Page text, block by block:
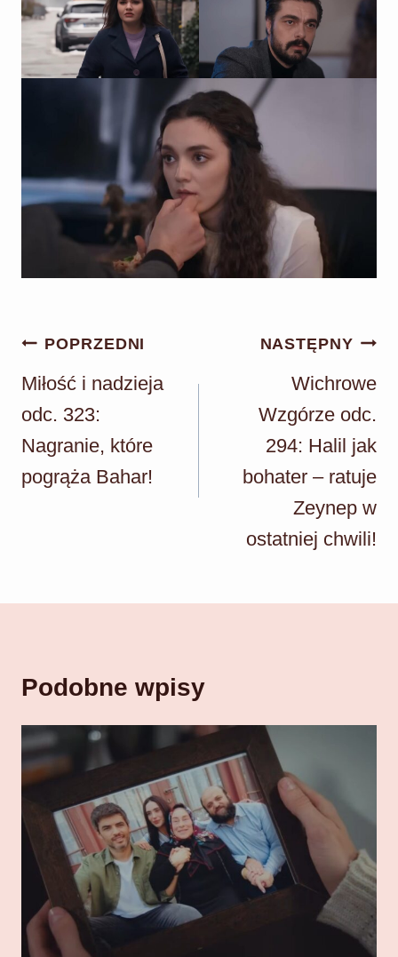
Nawigacja
wpisu
POPRZEDNI
Miłość i nadzieja
odc. 323:
Nagranie, które
pogrąża Bahar!
NASTĘPNY
Wichrowe
Wzgórze odc.
294: Halil jak
bohater – ratuje
Zeynep w
ostatniej chwili!
Podobne wpisy